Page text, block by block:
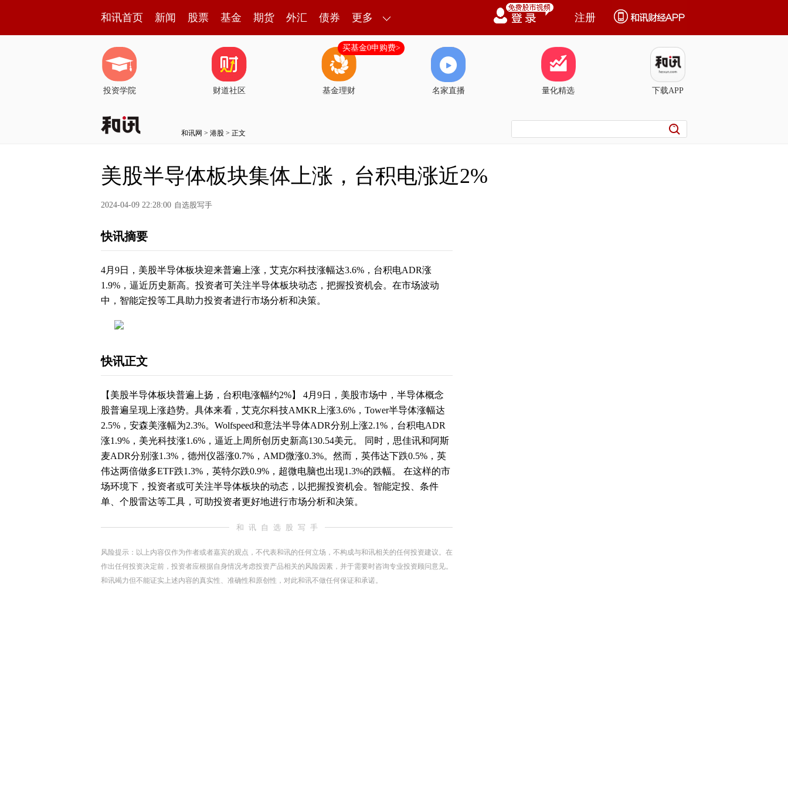
和讯首页 新闻 股票 基金 期货 外汇 债券 更多 注册
投资学院 财道社区 基金理财
买基金0申购费>
名家直播 量化精选 下载APP
和讯网 > 港股 > 正文
美股半导体板块集体上涨，台积电涨近2%
2024-04-09 22:28:00 自选股写手
快讯摘要
4月9日，美股半导体板块迎来普遍上涨，艾克尔科技涨幅达3.6%，台积电ADR涨
1.9%，逼近历史新高。投资者可关注半导体板块动态，把握投资机会。在市场波动
中，智能定投等工具助力投资者进行市场分析和决策。
快讯正文
【 美股半导体板块普遍上扬，台积电涨幅约2%】 4月9日，美股市场中，半导体概念
股普遍呈现上涨趋势。具体来看，艾克尔科技AMKR上涨3.6%，Tower半导体涨幅达
2.5%，安森美涨幅为2.3%。Wolfspeed和意法半导体ADR分别上涨2.1%，台积电ADR
涨1.9%，美光科技涨1.6%，逼近上周所创历史新高130.54美元。 同时，思佳讯和阿斯
麦ADR分别涨1.3%，德州仪器涨0.7%，AMD微涨0.3%。然而，英伟达下跌0.5%，英
伟达两倍做多ETF跌1.3%， 英特尔跌0.9%，超微电脑也出现1.3%的跌幅。 在这样的市
场环境下，投资者或可关注半导体板块的动态，以把握投资机会。智能定投、条件
单、 个股雷达等工具，可助投资者更好地进行市场分析和决策。
和讯自选股写手
风险提示：以上内容仅作为作者或者嘉宾的观点，不代表和讯的任何立场，不构成与和讯相关的任何投资建议。在
作出任何投资决定前，投资者应根据自身情况考虑投资产品相关的风险因素，并于需要时咨询专业投资顾问意见。
和讯竭力但不能证实上述内容的真实性、准确性和原创性，对此和讯不做任何保证和承诺。